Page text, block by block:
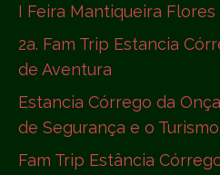
I Feira Mantiqueira
2a. Fam Trip Estancia
de Aventura
Estancia Córrego da
de Segurança e o
Fam Trip Estância